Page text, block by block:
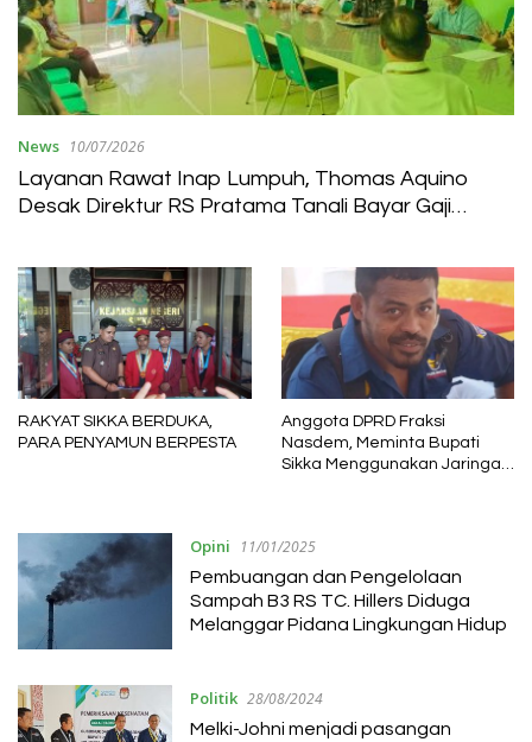
News 10/07/2026
Layanan Rawat Inap Lumpuh, Thomas Aquino
Desak Direktur RS Pratama Tanali Bayar Gaji
RAKYAT SIKKA BERDUKA,
PARA PENYAMUN BERPESTA
Anggota DPRD Fraksi
Nasdem, Meminta Bupati
Sikka Menggunakan Jaringan
Opini 11/01/2025
Pembuangan dan Pengelolaan
Sampah B3 RS TC. Hillers Diduga
Melanggar Pidana Lingkungan Hidup
Politik 28/08/2024
Melki-Johni menjadi pasangan